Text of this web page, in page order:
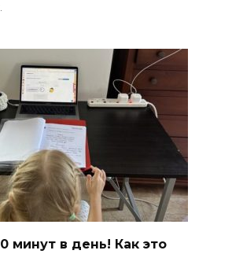
минут в день! Как это